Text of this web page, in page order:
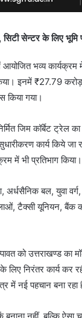
सिटी सेन्टर के लिए
में आयोजित भव्य
इनमें ₹27.79
किया गया।
जिम कॉर्बेट ट्रेल
सुधारीकरण कार्य किये
में भी प्रतिभाग किया।
अर्धसैनिक बल, युवा
टैक्सी यूनियन, बैंक
को उत्तराखण्ड
लिए निरंतर कार्य कर
में नई पहचान बना रहा
नहीं, बल्कि ऐसा